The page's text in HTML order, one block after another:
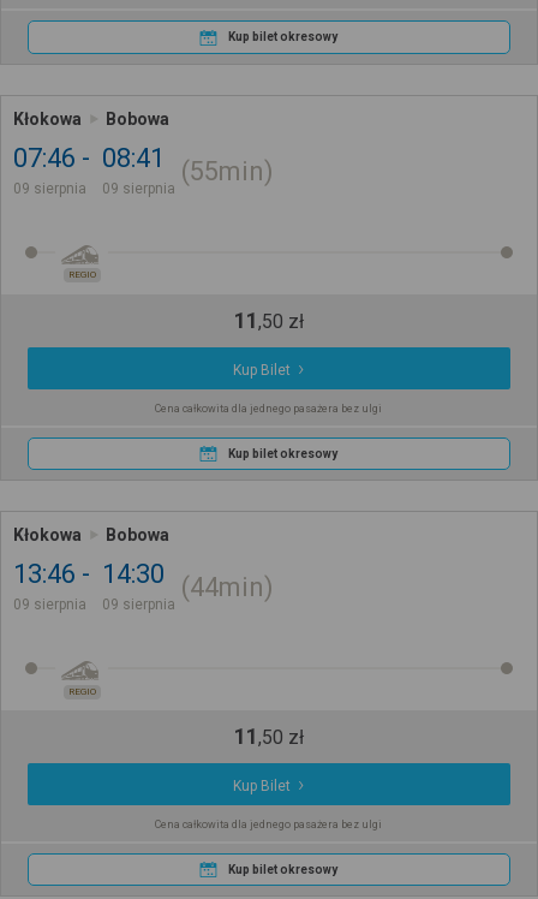
Kup bilet okresowy
Kłokowa Bobowa
07:46
09 sierpnia
08:41
09 sierpnia
55min
REGIO
11,50 zł
Kup Bilet
Cena całkowita dla jednego pasażera bez ulgi
Kup bilet okresowy
Kłokowa Bobowa
13:46
09 sierpnia
14:30
09 sierpnia
44min
REGIO
11,50 zł
Kup Bilet
Cena całkowita dla jednego pasażera bez ulgi
Kup bilet okresowy